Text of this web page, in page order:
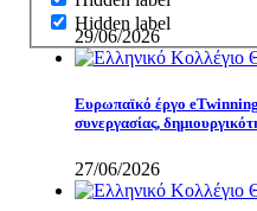
Hidden label
29/06/2026
Eυρωπαϊκό έργο
συνεργασίας,
27/06/2026